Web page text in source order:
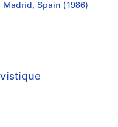
Spain (1986)